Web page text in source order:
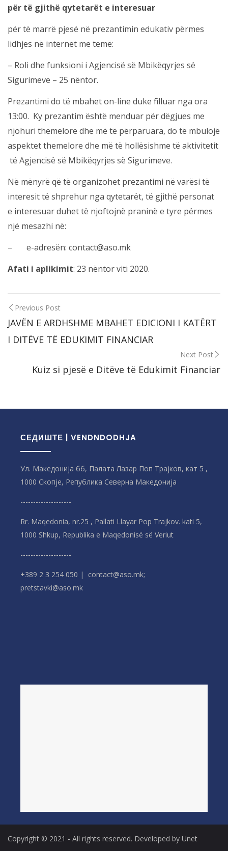
për të gjithë qytetarët e interesuar
për të marrë pjesë në prezantimin edukativ përmes
lidhjes në internet me temë:
– Roli dhe funksioni i Agjencisë së Mbikëqyrjes së
Sigurimeve – 25 nëntor.
Prezantimi do të mbahet on-line duke filluar nga ora
13:00. Ky prezantim është menduar për dëgjues me
njohuri themelore dhe më të përparuara, do të mbulojë
aspektet themelore dhe më të hollësishme të aktivitetit
të Agjencisë së Mbikëqyrjes së Sigurimeve.
Në mënyrë që të organizohet prezantimi në varësi të
interesit të shprehur nga qytetarët, të gjithë personat
e interesuar duhet të njoftojnë praninë e tyre përmes
një mesazhi në:
– e-adresën: contact@aso.mk
Afati i aplikimit: 23 nëntor viti 2020.
Previous Post
JAVËN E ARDHSHME MBAHET EDICIONI I KATËRT
I DITËVE TË EDUKIMIT FINANCIAR
Next Post
Kuiz si pjesë e Ditëve të Edukimit Financiar
СЕДИШТЕ | VENDNDODHJA
Ул. Македонија бб, Палата Лазар Поп Трајков, кат 5 ,
1000 Скопје, Република Северна Македонијa
--------------------
Rr. Maqedonia, nr.25 , Pallati Llayar Pop Trajkov. kati 5,
1000 Shkup, Republika e Maqedonisë së Veriut
--------------------
+389 2 3 254 050 | contact@aso.mk;
pretstavki@aso.mk
Copyright © 2021 - All rights reserved. Developed by Unet